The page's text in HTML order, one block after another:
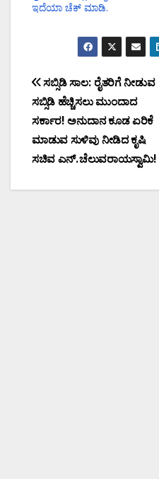
ಇದೆಯಾ ಚೆಕ್ ಮಾಡಿ.
ಸಬ್ಸಿಡಿ ಸಾಲ: ರೈತರಿಗೆ ನೀಡುವ
ಸಬ್ಸಿಡಿ ಹೆಚ್ಚಿಸಲು ಮುಂದಾದ
ಸರ್ಕಾರ! ಅನುದಾನ ಕೂಡ ಏರಿಕೆ
ಮಾಡುವ ಸುಳಿವು ನೀಡಿದ ಕೃಷಿ
ಸಚಿವ ಎನ್.ಚೆಲುವರಾಯಸ್ವಾಮಿ!